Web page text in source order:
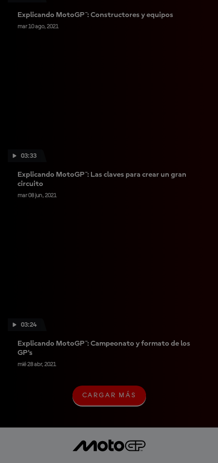
Explicando MotoGP™: Constructores y equipos
mar 10 ago, 2021
03:33
Explicando MotoGP™: Las claves para crear un gran
circuito
mar 08 jun, 2021
03:24
Explicando MotoGP™: Campeonato y formato de los
GP's
mié 28 abr, 2021
C
A
R
M
CARGAR MÁS